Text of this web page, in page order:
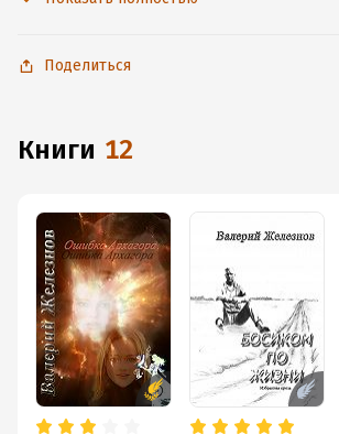
без подключения к интернету.
Поделиться
книги 12